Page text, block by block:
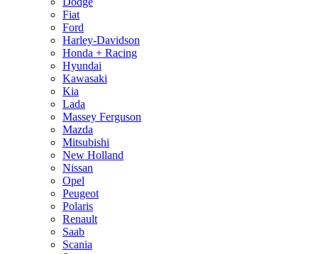
Fiat
Ford
Harley-Davidson
Honda + Racing
Hyundai
Kawasaki
Kia
Lada
Massey Ferguson
Mazda
Mitsubishi
New Holland
Nissan
Opel
Peugeot
Polaris
Renault
Saab
Scania